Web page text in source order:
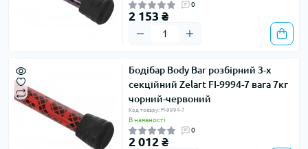
0
2 153 ₴
Бодібар Body Bar розбірний 3-х
секційний Zelart FI-9994-7 вага 7кг
чорний-червоний
Код товару: FI-9994-7
В наявності
0
2 012 ₴